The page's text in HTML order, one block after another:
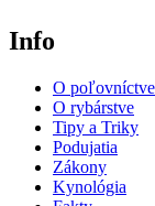
Info
O poľovníctve
O rybárstve
Tipy a Triky
Podujatia
Zákony
Kynológia